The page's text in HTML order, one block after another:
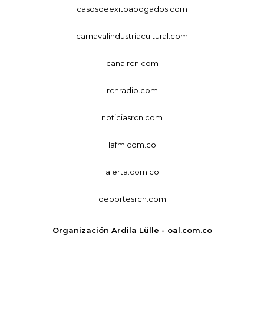
casosdeexitoabogados.com
carnavalindustriacultural.com
canalrcn.com
rcnradio.com
noticiasrcn.com
lafm.com.co
alerta.com.co
deportesrcn.com
Organización Ardila Lülle - oal.com.co